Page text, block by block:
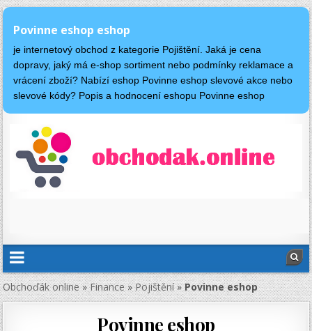
Povinne eshop eshop
je internetový obchod z kategorie Pojištění. Jaká je cena
dopravy, jaký má e-shop sortiment nebo podmínky reklamace a
vrácení zboží? Nabízí eshop Povinne eshop slevové akce nebo
slevové kódy? Popis a hodnocení eshopu Povinne eshop
Obchoďák online»Finance»Pojištění»Povinne eshop
Povinne eshop